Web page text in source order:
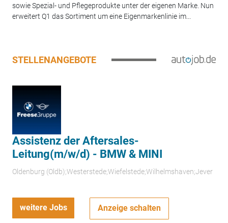
sowie Spezial- und Pflegeprodukte unter der eigenen Marke. Nun
erweitert Q1 das Sortiment um eine Eigenmarkenlinie im...
STELLENANGEBOTE
Assistenz der Aftersales-
Leitung(m/w/d) - BMW & MINI
Oldenburg (Oldb);Westerstede;Wiefelstede;Wilhelmshaven;Jever
weitere Jobs Anzeige schalten